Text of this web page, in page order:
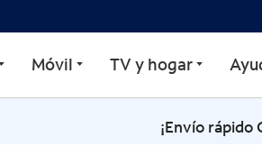
de
Móvil TV y hogar
¡Envío rápido